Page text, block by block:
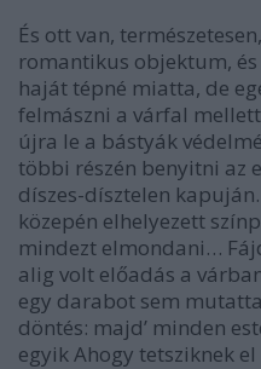
És ott van,
romantikus objektum,
haját tépné miatta, de
felmászni a várfal
újra le a bástyák
többi részén benyitni az
díszes-dísztelen
közepén elhelyezett
mindezt elmondani…
alig volt előadás a
egy darabot sem
döntés: majd’ minden
egyik Ahogy tetsziknek